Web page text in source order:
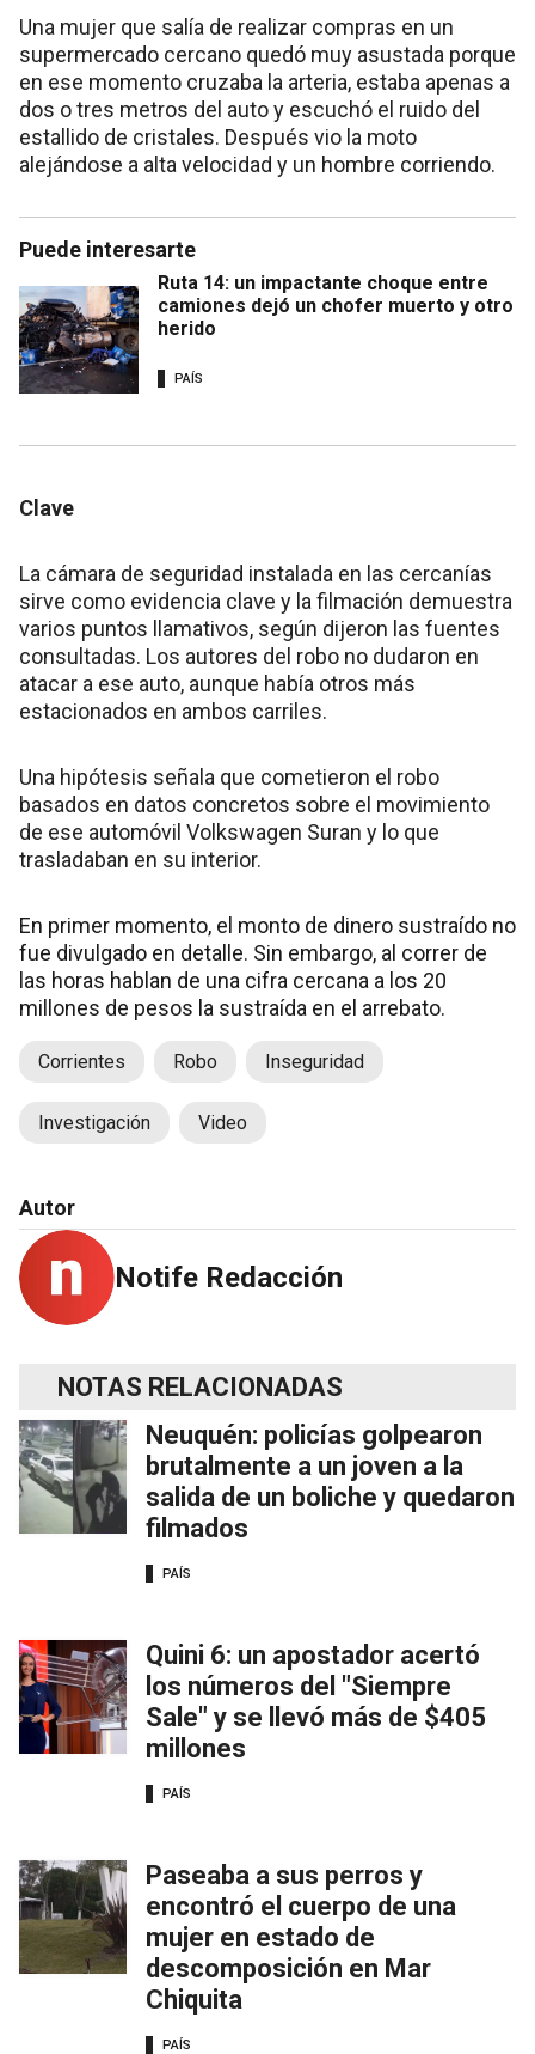
Una mujer que salía de realizar compras en un
supermercado cercano quedó muy asustada porque
en ese momento cruzaba la arteria, estaba apenas a
dos o tres metros del auto y escuchó el ruido del
estallido de cristales. Después vio la moto
alejándose a alta velocidad y un hombre corriendo.
Puede interesarte
Ruta 14: un impactante choque entre
camiones dejó un chofer muerto y otro
herido
PAÍS
Clave
La cámara de seguridad instalada en las cercanías
sirve como evidencia clave y la filmación demuestra
varios puntos llamativos, según dijeron las fuentes
consultadas. Los autores del robo no dudaron en
atacar a ese auto, aunque había otros más
estacionados en ambos carriles.
Una hipótesis señala que cometieron el robo
basados en datos concretos sobre el movimiento
de ese automóvil Volkswagen Suran y lo que
trasladaban en su interior.
En primer momento, el monto de dinero sustraído no
fue divulgado en detalle. Sin embargo, al correr de
las horas hablan de una cifra cercana a los 20
millones de pesos la sustraída en el arrebato.
Corrientes Robo Inseguridad
Investigación Video
Autor
Notife Redacción
NOTAS RELACIONADAS
Neuquén: policías golpearon
brutalmente a un joven a la
salida de un boliche y quedaron
filmados
PAÍS
Quini 6: un apostador acertó
los números del "Siempre
Sale" y se llevó más de $405
millones
PAÍS
Paseaba a sus perros y
encontró el cuerpo de una
mujer en estado de
descomposición en Mar
Chiquita
PAÍS